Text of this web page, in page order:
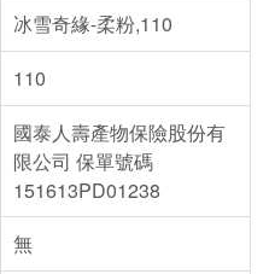
冰雪奇緣-柔粉,110
110
國泰人壽產物保險股份有
限公司 保單號碼
151613PD01238
無